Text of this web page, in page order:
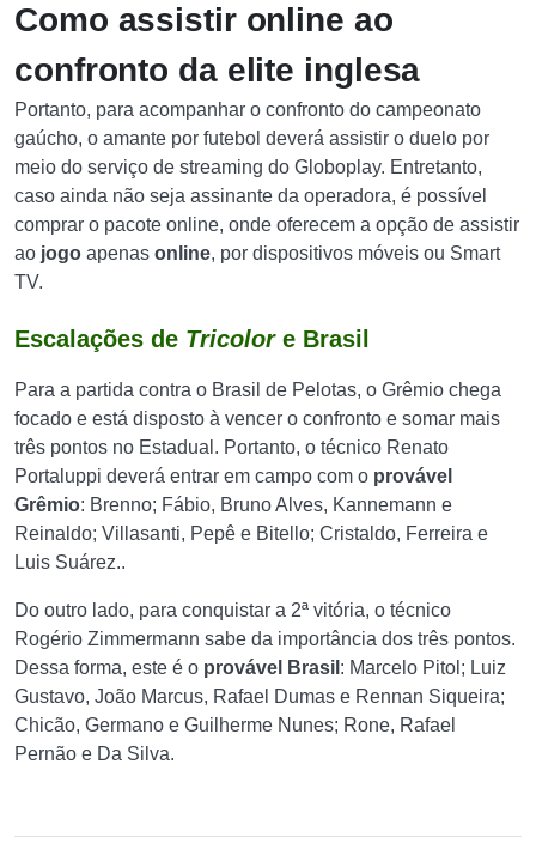
Como assistir online ao
confronto da elite inglesa
Portanto, para acompanhar o confronto do campeonato
gaúcho, o amante por futebol deverá assistir o duelo por
meio do serviço de streaming do Globoplay. Entretanto,
caso ainda não seja assinante da operadora, é possível
comprar o pacote online, onde oferecem a opção de assistir
ao jogo apenas online, por dispositivos móveis ou Smart
TV.
Escalações de Tricolor e Brasil
Para a partida contra o Brasil de Pelotas, o Grêmio chega
focado e está disposto à vencer o confronto e somar mais
três pontos no Estadual. Portanto, o técnico Renato
Portaluppi deverá entrar em campo com o provável
Grêmio: Brenno; Fábio, Bruno Alves, Kannemann e
Reinaldo; Villasanti, Pepê e Bitello; Cristaldo, Ferreira e
Luis Suárez..
Do outro lado, para conquistar a 2ª vitória, o técnico
Rogério Zimmermann sabe da importância dos três pontos.
Dessa forma, este é o provável Brasil : Marcelo Pitol; Luiz
Gustavo, João Marcus, Rafael Dumas e Rennan Siqueira;
Chicão, Germano e Guilherme Nunes; Rone, Rafael
Pernão e Da Silva.